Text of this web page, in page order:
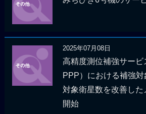
2025年07月08日
高精度測位補強サー
PPP）における補強
対象衛星数を改善し
開始